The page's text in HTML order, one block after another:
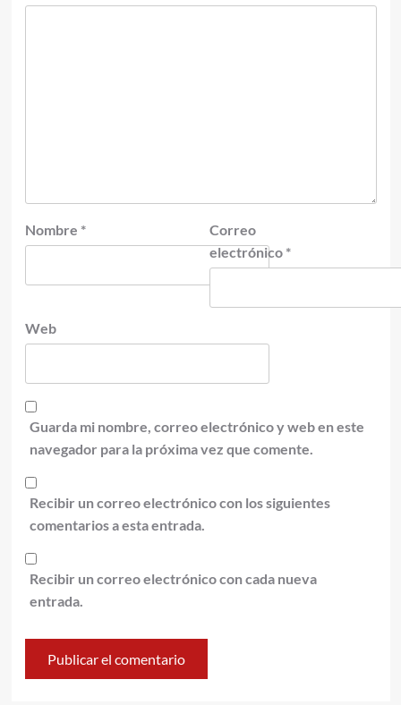
Nombre *
Correo
electrónico *
Web
Guarda mi nombre, correo electrónico y web en este
navegador para la próxima vez que comente.
Recibir un correo electrónico con los siguientes
comentarios a esta entrada.
Recibir un correo electrónico con cada nueva
entrada.